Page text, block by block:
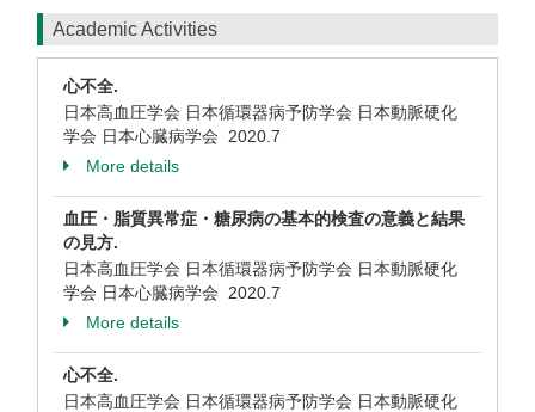
Academic Activities
心不全.
日本高血圧学会 日本循環器病予防学会 日本動脈硬化
学会 日本心臓病学会 2020.7
More details
血圧・脂質異常症・糖尿病の基本的検査の意義と結果
の見方.
日本高血圧学会 日本循環器病予防学会 日本動脈硬化
学会 日本心臓病学会 2020.7
More details
心不全.
日本高血圧学会 日本循環器病予防学会 日本動脈硬化